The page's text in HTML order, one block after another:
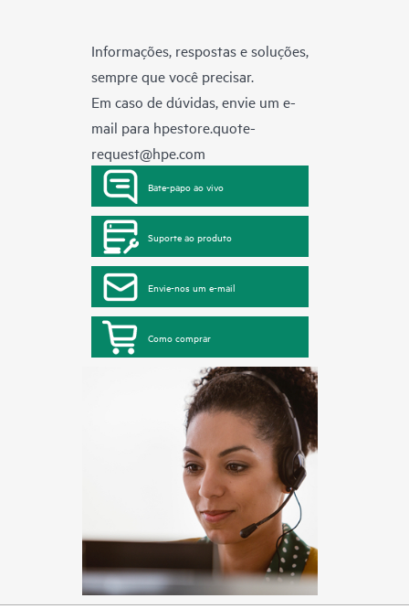
Informações, respostas e soluções,
sempre que você precisar.
Em caso de dúvidas, envie um e-
mail para hpestore.quote-
request@hpe.com
Bate-papo ao vivo
Suporte ao produto
Envie-nos um e-mail
Como comprar